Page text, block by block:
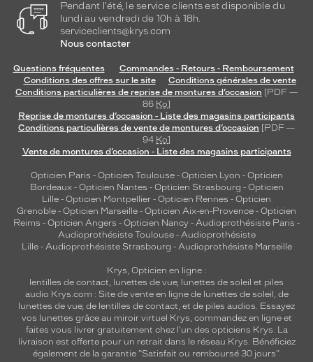
Pendant l'été, le service clients est disponible du
lundi au vendredi de 10h à 18h.
serviceclients@krys.com
Nous contacter
Questions fréquentes
Commandes - Retours - Remboursement
Conditions des offres sur le site
Conditions générales de vente
Conditions particulières de reprise de montures d’occasion [PDF —
86 Ko]
Reprise de montures d’occasion - Liste des magasins participants
Conditions particulières de vente de montures d’occasion [PDF —
94 Ko]
Vente de montures d’occasion - Liste des magasins participants
Opticien Paris - Opticien Toulouse- Opticien Lyon - Opticien
Bordeaux- Opticien Nantes - Opticien Strasbourg - Opticien
Lille - Opticien Montpellier - Opticien Rennes - Opticien
Grenoble - Opticien Marseille - Opticien Aix-en-Provence - Opticien
Reims - Opticien Angers - Opticien Nancy - Audioprothésiste Paris -
Audioprothésiste Toulouse- Audioprothésiste
Lille- Audioprothésiste Strasbourg - Audioprothésiste Marseille
Krys, Opticien en ligne :
lentilles de contact, lunettes de vue, lunettes de soleil et piles
audio Krys.com : Site de vente en ligne de lunettes de soleil, de
lunettes de vue, de lentilles de contact, et de piles audios. Essayez
vos lunettes grâce au miroir virtuel Krys, commandez en ligne et
faites vous livrer gratuitement chez l'un des opticiens Krys. La
livraison est offerte pour un retrait dans le réseau Krys. Bénéficiez
également de la garantie "Satisfait ou remboursé 30 jours".